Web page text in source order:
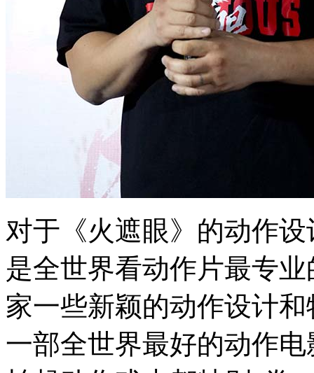
对于《火遮眼》的动作
是全世界看动作片最专
家一些新颖的动作设计
一部全世界最好的动作